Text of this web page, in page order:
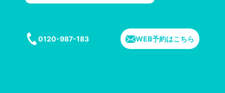
0120-987-183 WEB予約はこちら